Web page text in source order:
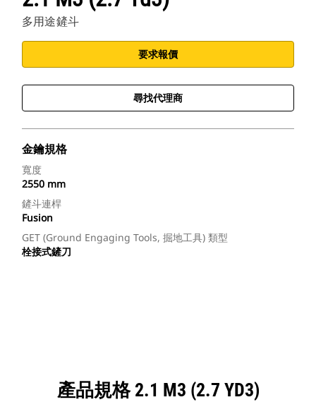
多用途鏟斗
要求報價
尋找代理商
金鑰規格
寬度
2550 mm
鏟斗連桿
Fusion
GET (Ground Engaging Tools, 掘地工具) 類型
栓接式鏟刀
產品規格 2.1 M3 (2.7 YD3)